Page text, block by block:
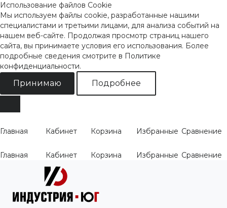
Использование файлов Cookie
Мы используем файлы cookie, разработанные нашими
специалистами и третьими лицами, для анализа событий на
нашем веб-сайте. Продолжая просмотр страниц нашего
сайта, вы принимаете условия его использования. Более
подробные сведения смотрите в Политике
конфиденциальности.
Принимаю Подробнее
Главная Кабинет Корзина Избранные Сравнение
Главная Кабинет Корзина Избранные Сравнение